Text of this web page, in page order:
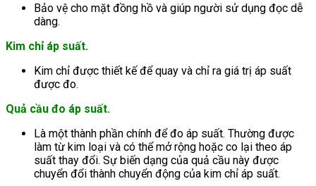
Bảo vệ cho mặt đồng hồ và giúp người sử dụng đọc dễ
dàng.
Kim chỉ áp suất.
Kim chỉ được thiết kế để quay và chỉ ra giá trị áp suất
được đo.
Quả cầu đo áp suất.
Là một thành phần chính để đo áp suất. Thường được
làm từ kim loại và có thể mở rộng hoặc co lại theo áp
suất thay đổi. Sự biến dạng của quả cầu này được
chuyển đổi thành chuyển động của kim chỉ áp suất.